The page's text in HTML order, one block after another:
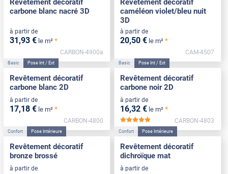
Revêtement décoratif
carbone blanc nacré 3D
à partir de
31 ,93 € le m² *
CARBON-4900a
Revêtement décoratif
caméléon violet/bleu nuit
3D
à partir de
20,50 € le m² *
CAM-4507
Basic Pose Int / Ext
Revêtement décoratif
carbone blanc 2D
à partir de
17,18 € le m² *
CARBON-4800
Basic Pose Int / Ext
Revêtement décoratif
carbone noir 2D
à partir de
16,32 € le m² *
CARBON-4803
Confort Pose Intérieure
Revêtement décoratif
bronze brossé
à partir de
Confort Pose Intérieure
Revêtement décoratif
dichroïque mat
à partir de